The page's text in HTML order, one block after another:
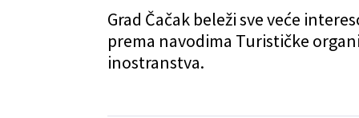
Grad Čačak beleži sve veće
prema navodima Turističke
inostranstva.